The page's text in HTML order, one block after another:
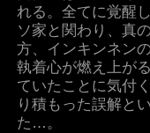
れる。全てに覚醒
ソ家と関わり、真
方、インキンネン
執着心が燃え上が
ていたことに気付
り積もった誤解と
た…。